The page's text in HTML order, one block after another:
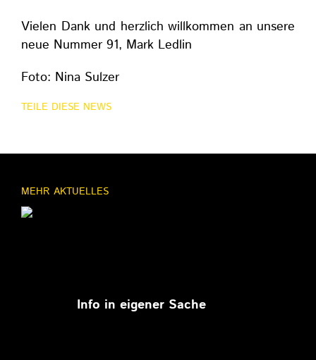
Vielen Dank und herzlich willkommen an unsere
neue Nummer 91, Mark Ledlin
Foto: Nina Sulzer
TEILE DIESE NEWS
MEHR AKTUELLES
Info in eigener Sache